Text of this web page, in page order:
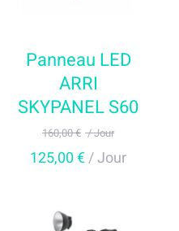
Panneau LED
ARRI
SKYPANEL S60
160,00€ / Jour
Le
initial
125,00€/ JourLe